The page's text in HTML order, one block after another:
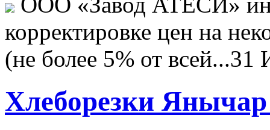
корректировке цен на
(не более 5% от всей...31
Хлеборезки Янычар